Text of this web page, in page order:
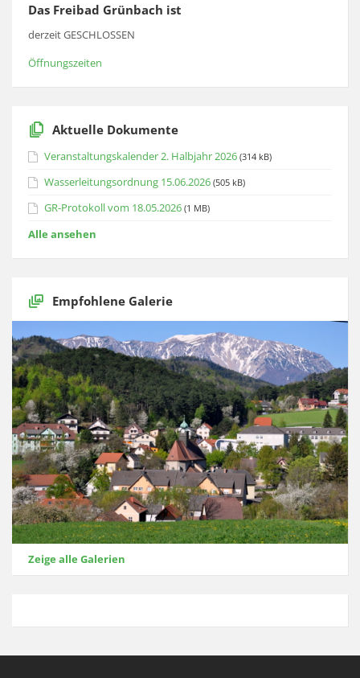
Das Freibad Grünbach ist
derzeit GESCHLOSSEN
Öffnungszeiten
Aktuelle Dokumente
Veranstaltungskalender 2. Halbjahr 2026 (314 kB)
Wasserleitungsordnung 15.06.2026 (505 kB)
GR-Protokoll vom 18.05.2026 (1 MB)
Alle ansehen
Empfohlene Galerie
Zeige alle Galerien